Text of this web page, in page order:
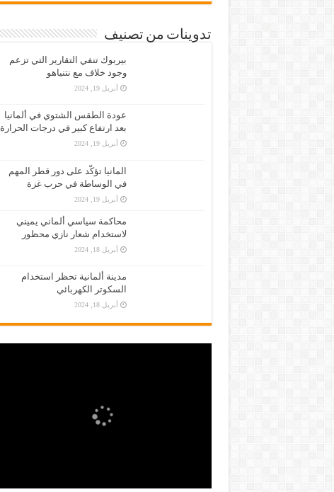
تدوينات من تصنيف
بيربوك تنفي التقارير التي تزعم
وجود خلاف مع نتنياهو
أبريل 19, 2024
عودة الطقس الشتوي في ألمانيا
بعد ارتفاع كبير في درجات الحرارة
أبريل 19, 2024
المانيا تؤكّد على دور قطر المهم
في الوساطة في حرب غزة
أبريل 19, 2024
محاكمة سياسي ألماني يميني
لاستخدام شعار نازي محظور
أبريل 18, 2024
مدينة ألمانية تحظر استخدام
السكوتر الكهربائي
أبريل 18, 2024